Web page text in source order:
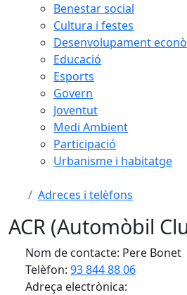
Benestar social
Cultura i festes
Desenvolupament
Educació
Esports
Govern
Joventut
Medi Ambient
Participació
Urbanisme i habitatge
Adreces i telèfons
ACR (Automòbil
Nom de contacte: Pere Bonet
Telèfon: 93 844 88 06
Adreça electrònica: